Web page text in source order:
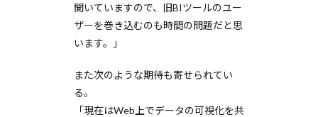
聞いていますので、旧BIツールのユー
ザーを巻き込むのも時間の問題だと思
います。」
また次のような期待も寄せられてい
る。
「現在はWeb上でデータの可視化を共